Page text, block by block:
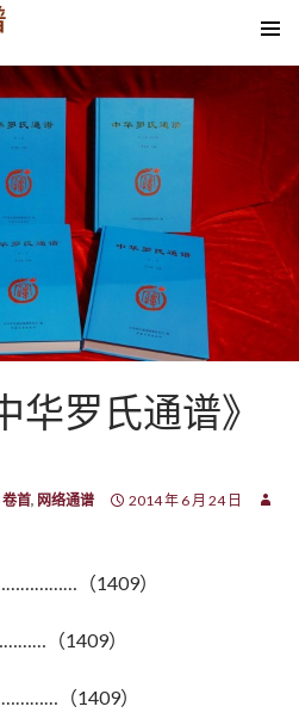
华罗氏通谱》
卷首, 网络通谱
2014 年 6 月 24 日
（1409）
（1409）
（1409）